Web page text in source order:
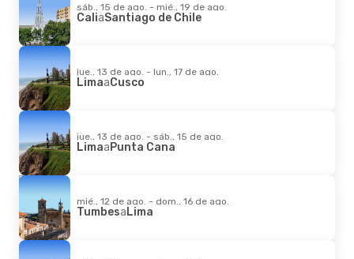
sáb., 15 de ago. - mié., 19 de ago.
CaliaSantiago de Chile
jue., 13 de ago. - lun., 17 de ago.
LimaaCusco
jue., 13 de ago. - sáb., 15 de ago.
LimaaPunta Cana
mié., 12 de ago. - dom., 16 de ago.
TumbesaLima